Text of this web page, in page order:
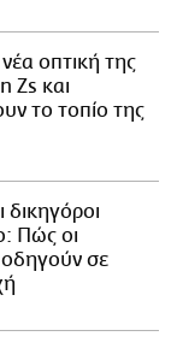
οπτική της
Zs και
το τοπίο της
δικηγόροι
Πώς οι
σε